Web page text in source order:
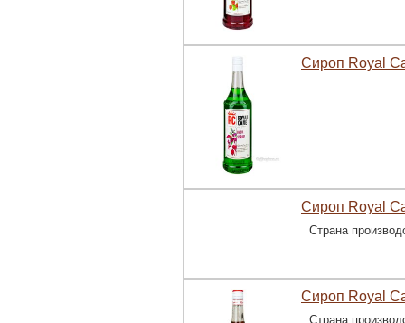
Сироп Royal
Сироп Royal
Страна
Сироп Royal
Страна